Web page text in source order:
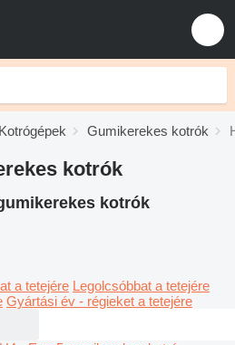
Kotrógépek Gumikerekes kotrók
kotrók
kotrók
a tetejére Legolcsóbbat a tetejére
Gyártási év - régieket a tetejére